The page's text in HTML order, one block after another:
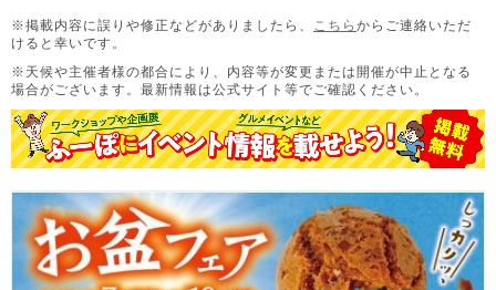
※掲載内容に誤りや修正などがありましたら、 こちら からご連絡いただ
けると幸いです。
※天候や主催者様の都合により、内容等が変更または開催が中止となる
場合がございます。 最新情報は公式サイト等でご確認ください。